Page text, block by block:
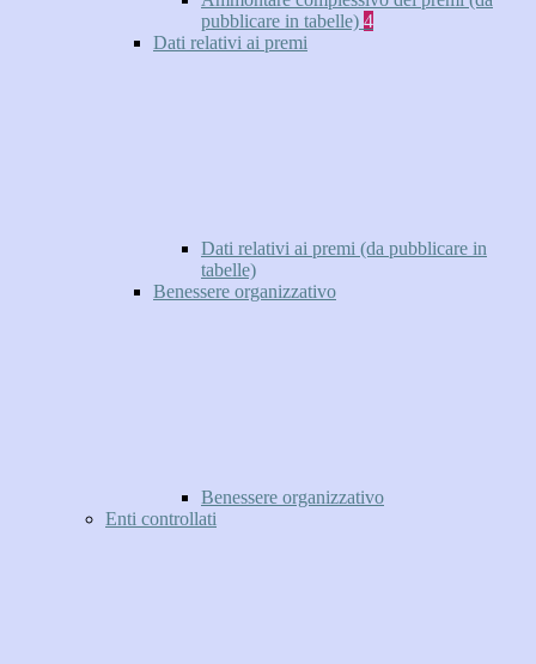
pubblicare in tabelle) 4
Dati relativi ai premi
Dati relativi ai premi (da pubblicare in
tabelle)
Benessere organizzativo
Benessere organizzativo
Enti controllati